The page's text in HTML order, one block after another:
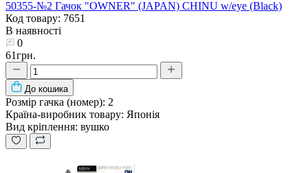
50355-№2 Гачок "OWNER" (JAPAN) CHINU w/eye (Black)
Код товару: 7651
В наявності
0
61грн.
До кошика
Розмір гачка (номер): 2
Країна-виробник товару: Японія
Вид кріплення: вушко